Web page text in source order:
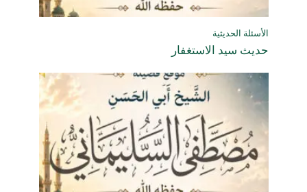
الأسئلة الحديثية
حديث سيد الاستغفار